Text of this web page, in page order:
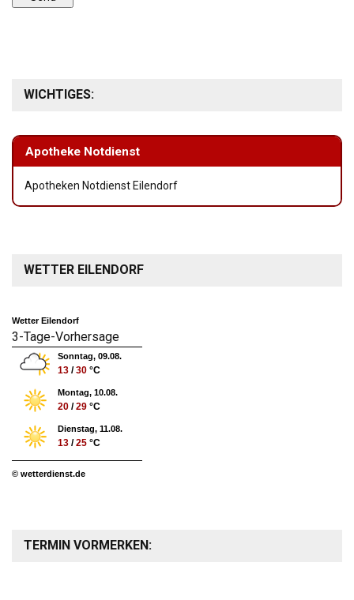
WICHTIGES:
Apotheke Notdienst
Apotheken Notdienst Eilendorf
WETTER EILENDORF
Wetter Eilendorf
3-Tage-Vorhersage
Sonntag, 09.08.
13 /30 °C
Montag, 10.08.
20 /29 °C
Dienstag, 11.08.
13 /25 °C
© wetterdienst.de
TERMIN VORMERKEN: